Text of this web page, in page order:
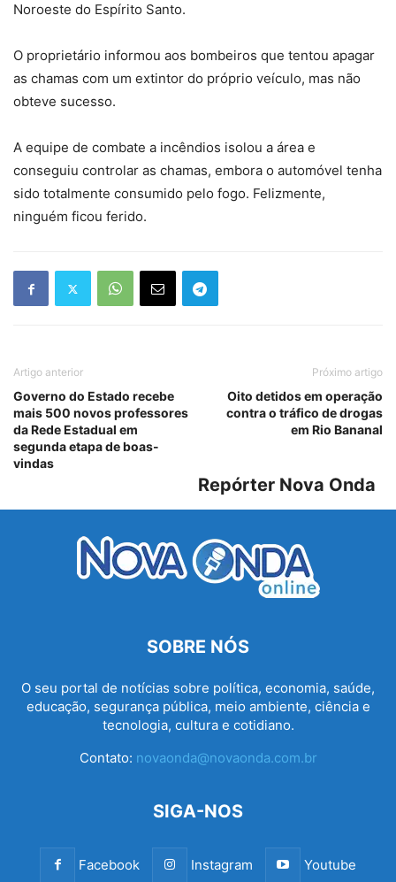
Noroeste do Espírito Santo.
O proprietário informou aos bombeiros que tentou apagar
as chamas com um extintor do próprio veículo, mas não
obteve sucesso.
A equipe de combate a incêndios isolou a área e
conseguiu controlar as chamas, embora o automóvel tenha
sido totalmente consumido pelo fogo. Felizmente,
ninguém ficou ferido.
Artigo anterior
Governo do Estado recebe
mais 500 novos professores
da Rede Estadual em
segunda etapa de boas-
vindas
Próximo artigo
Oito detidos em operação
contra o tráfico de drogas
em Rio Bananal
Repórter Nova Onda
SOBRE NÓS
O seu portal de notícias sobre política, economia, saúde,
educação, segurança pública, meio ambiente, ciência e
tecnologia, cultura e cotidiano.
Contato: novaonda@novaonda.com.br
SIGA-NOS
Facebook Instagram Youtube